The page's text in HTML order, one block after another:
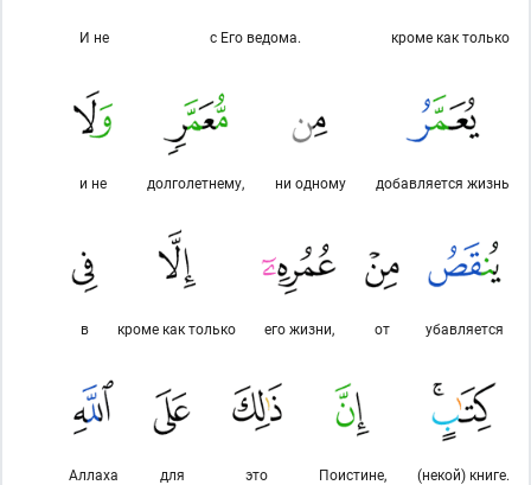
кроме как только
с Его ведома.
И не
добавляется жизнь
ни одному
долголетнему,
и не
убавляется
от
его жизни,
кроме как только
в
(некой) книге.
Поистине,
это
для
Аллаха